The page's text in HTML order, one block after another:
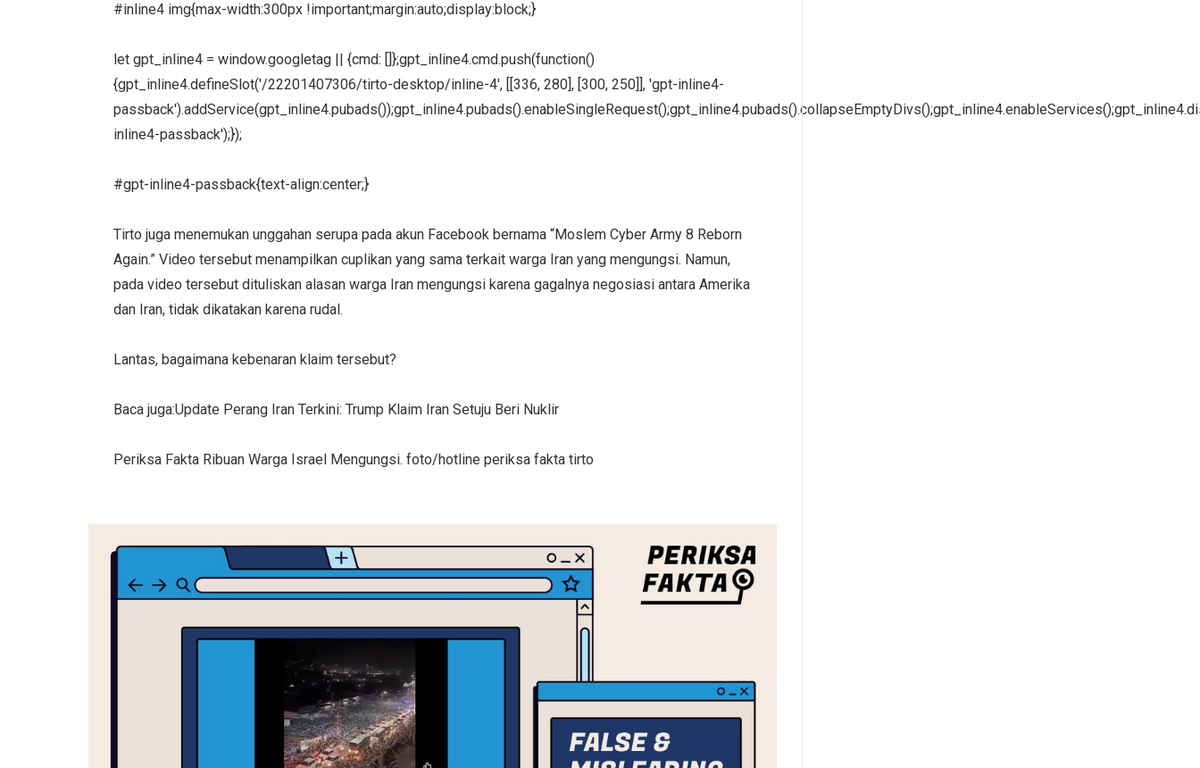
#inline4 img{max-width:300px !important;margin:auto;display:block;}
let gpt_inline4 = window.googletag || {cmd: []};gpt_inline4.cmd.push(function()
{gpt_inline4.defineSlot('/22201407306/tirto-desktop/inline-4', [[336, 280], [300, 250]], 'gpt-inline4-
inline4-passback');});
#gpt-inline4-passback{text-align:center;}
Tirto juga menemukan unggahan serupa pada akun Facebook bernama “Moslem Cyber Army 8 Reborn
Again.” Video tersebut menampilkan cuplikan yang sama terkait warga Iran yang mengungsi. Namun,
pada video tersebut dituliskan alasan warga Iran mengungsi karena gagalnya negosiasi antara Amerika
dan Iran, tidak dikatakan karena rudal.
Lantas, bagaimana kebenaran klaim tersebut?
Baca juga:Update Perang Iran Terkini: Trump Klaim Iran Setuju Beri Nuklir
Periksa Fakta Ribuan Warga Israel Mengungsi. foto/hotline periksa fakta tirto